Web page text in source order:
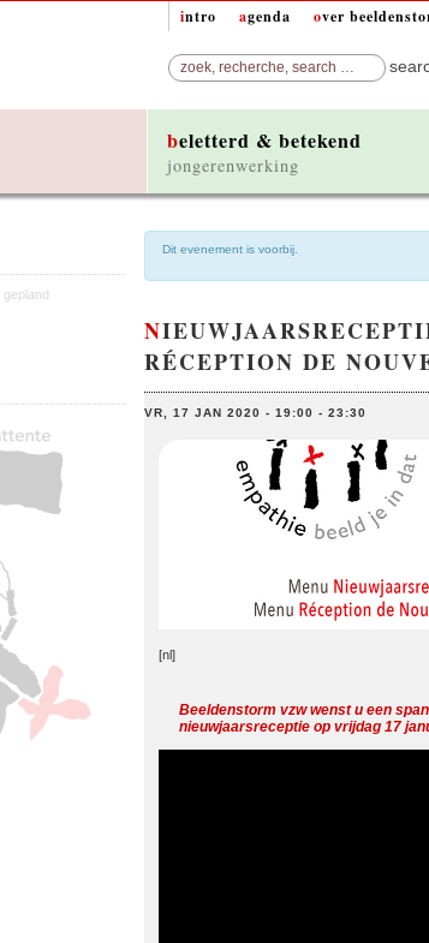
intro agenda over
beletterd & betekend
jongerenwerking
Dit evenement is voorbij.
RÉCEPTION DE
VR, 17 JAN 2020 - 19:00 -23:30
[nl]
Beeldenstorm vzw wenst u een
nieuwjaarsreceptie op vrijdag 17